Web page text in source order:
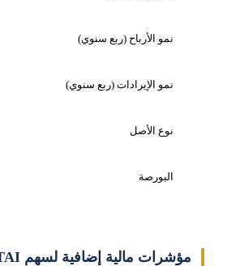
نمو الأرباح (ربع سنوي)
نمو الإيرادات (ربع سنوي)
نوع الأصل
البورصة
مؤشرات مالية إضافية لسهم ATAI لايف ساينسز